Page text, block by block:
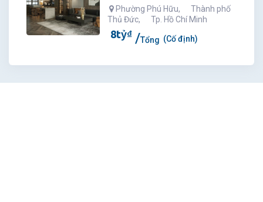
Phường Phú Hữu,
Thành phố
Thủ Đức, Tp. Hồ Chí Minh
8tỷ₫ Tổng (Cố định)